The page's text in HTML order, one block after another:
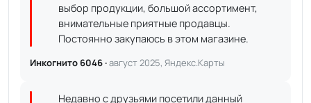
выбор продукции, большой ассортимент,
внимательные приятные продавцы.
Постоянно закупаюсь в этом магазине.
Инкогнито 6046 ·август 2025, Яндекс.Карты
Недавно с друзьями посетили данный